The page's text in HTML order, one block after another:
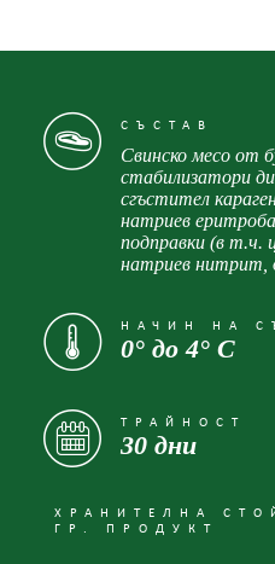
СЪСТАВ
Свинско месо от
стабилизатори
сгъстител
натриев
подправки (в т.ч.
натриев нитрит,
НАЧИН НА
0° до 4° С
ТРАЙНОСТ
30 дни
ХРАНИТЕЛНА
ГР. ПРОДУКТ